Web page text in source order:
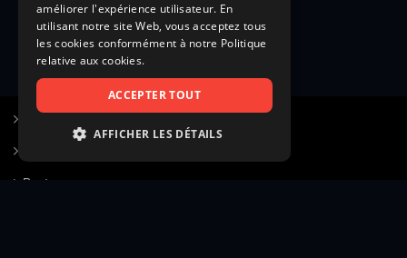
Poster une annonce
améliorer l'expérience utilisateur. En
utilisant notre site Web, vous acceptez tous
les cookies conformément à notre Politique
relative aux cookies.
ACCEPTER TOUT
AFFICHER LES DÉTAILS